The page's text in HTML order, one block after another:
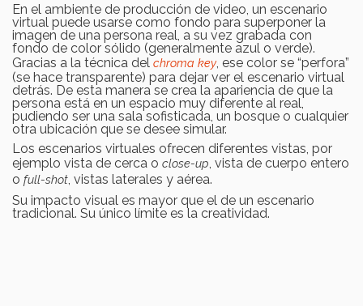
En el ambiente de producción de video, un escenario
virtual puede usarse como fondo para superponer la
imagen de una persona real, a su vez grabada con
fondo de color sólido (generalmente azul o verde).
Gracias a la técnica del chroma key, ese color se “perfora”
(se hace transparente) para dejar ver el escenario virtual
detrás. De esta manera se crea la apariencia de que la
persona está en un espacio muy diferente al real,
pudiendo ser una sala sofisticada, un bosque o cualquier
otra ubicación que se desee simular.
Los escenarios virtuales ofrecen diferentes vistas, por
ejemplo vista de cerca o close-up, vista de cuerpo entero
o full-shot, vistas laterales y aérea.
Su impacto visual es mayor que el de un escenario
tradicional. Su único límite es la creatividad.